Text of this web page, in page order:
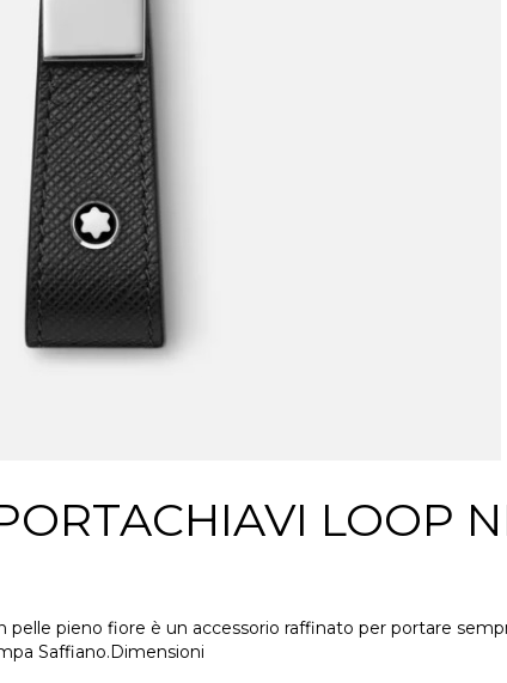
LOOP
pelle pieno fiore è un accessorio raffinato per portare
Saffiano.Dimensioni